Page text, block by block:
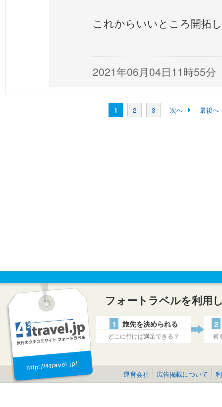
これからいいところ開拓
2021年06月04日11時55分
1 2 3 次へ 最後へ
フォートラベルを利用
1 旅先を決められる
どこに行けば満足できる？
2
何
運営会社 広告掲載について